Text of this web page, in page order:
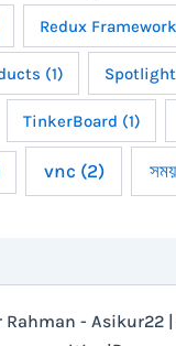
Redux Framework
(1) Spotlight
TinkerBoard (1)
vnc (2) সময়
- Asikur22